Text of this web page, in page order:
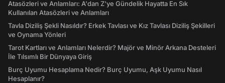
Atasözleri ve Anlamları: A'dan Z'ye Gündelik Hayatta En Sık
Kullanılan Atasözleri ve Anlamları
Tavla Diziliş Şekli Nasıldır? Erkek Tavlası ve Kız Tavlası Diziliş Şekilleri
ve Oynama Yönleri
Tarot Kartları ve Anlamları Nelerdir? Majör ve Minör Arkana Desteleri
İle Tılsımlı Bir Dünyaya Giriş
Burç Uyumu Hesaplama Nedir? Burç Uyumu, Aşk Uyumu Nasıl
Hesaplanır?